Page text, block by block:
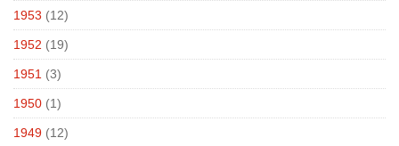
1953 (12)
1952 (19)
1951 (3)
1950 (1)
1949 (12)